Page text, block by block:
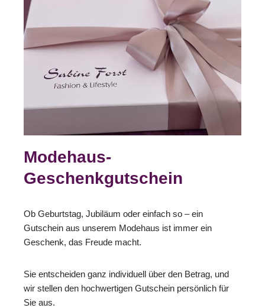
Modehaus-
Geschenkgutschein
Ob Geburtstag, Jubiläum oder einfach so – ein
Gutschein aus unserem Modehaus ist immer ein
Geschenk, das Freude macht.
Sie entscheiden ganz individuell über den Betrag, und
wir stellen den hochwertigen Gutschein persönlich für
Sie aus.